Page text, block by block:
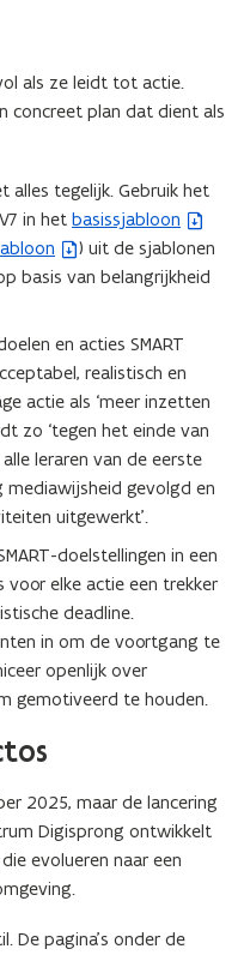
e
r
)
als ze leidt tot actie.
concreet plan dat dient als
alles tegelijk. Gebruik het
in het basissjabloon
(
b
e
t
a
n
d
o
p
e
t
i
n
n
i
e
v
e
n
e
) uit de sjablonen
basis van belangrijkheid
en acties SMART
realistisch en
actie als ‘meer inzetten
zo ‘tegen het einde van
leraren van de eerste
mediawijsheid gevolgd en
uitgewerkt’.
doelstellingen in een
voor elke actie een trekker
deadline.
in om de voortgang te
openlijk over
gemotiveerd te houden.
2025, maar de lancering
Digisprong ontwikkelt
evolueren naar een
De pagina’s onder de